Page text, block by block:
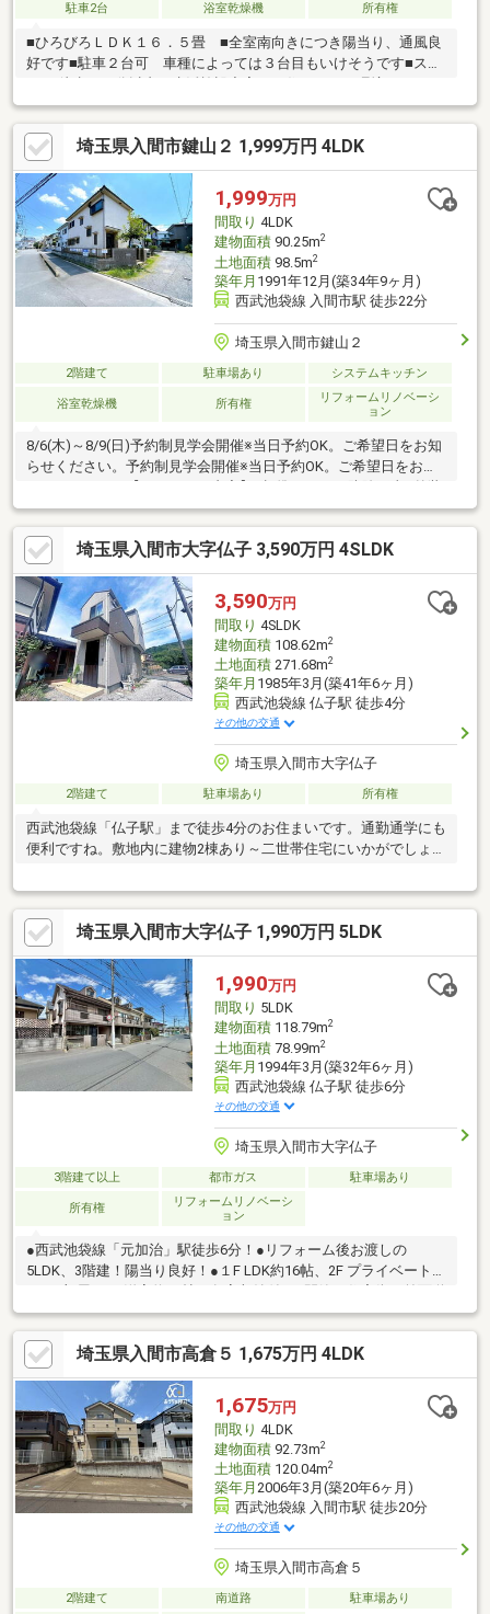
駐車2台
浴室乾燥機 所有権
■ひろびろＬＤＫ１６．５畳 ■全室南向きにつき陽当り、通風良
好です■駐車２台可 車種によっては３台目もいけそうです■スー
埼玉県入間市鍵山２ 1,999万円 4LDK
1,999万円
間取り 4LDK
建物面積90.25m2
土地面積98.5m2
築年月 1991年12月(築34年9ヶ月)
西武池袋線 入間市駅 徒歩22分
埼玉県入間市鍵山２
2階建て 駐車場あり システムキッチン
浴室乾燥機 所有権
リフォームリノベーシ
ョン
8/6(木)～8/9(日)予約制見学会開催※当日予約OK。ご希望日をお知
らせください。予約制見学会開催※当日予約OK。ご希望日をお知
外壁屋根塗装●内装間取り変更（リビング移設、浴室拡張、2階ト
イレ新設）水回り設備全交換（キッチン、ユニットバス、洗面
台、トイレ、給湯器）、クロス張替、スイッチコンセント交換
【おすすめポイント】・本物件は条件により住宅ローン減税が適
用されます。・シロアリ防除工事施工後5年間保証。・お客様に合
わせたローンの組み方や金融機関をご提案。住宅ローンが初
埼玉県入間市大字仏子 3,590万円 4SLDK
3,590万円
間取り 4SLDK
建物面積108.62m2
土地面積271.68m2
築年月 1985年3月(築41年6ヶ月)
西武池袋線 仏子駅 徒歩4分
その他の交通
埼玉県入間市大字仏子
2階建て 駐車場あり 所有権
西武池袋線「仏子駅」まで徒歩4分のお住まいです。通勤通学にも
便利ですね。敷地内に建物2棟あり～二世帯住宅にいかがでしょう
埼玉県入間市大字仏子 1,990万円 5LDK
1,990万円
間取り 5LDK
建物面積118.79m2
土地面積78.99m2
築年月 1994年3月(築32年6ヶ月)
西武池袋線 仏子駅 徒歩6分
その他の交通
埼玉県入間市大字仏子
3階建て以上 都市ガス 駐車場あり
所有権
リフォームリノベーシ
ョン
●西武池袋線「元加治」駅徒歩6分！●リフォーム後お渡しの
5LDK、3階建！陽当り良好！●１F LDK約16帖、2F プライベートル
路6ｍ以上で開放感があります。●小・中学校、商業施設等まで徒
歩10分圏内！住環境良好です本日～5日以内でご見学をご希望の
方は、希望日時をご連絡ください。営業時間9:00～19:00はお電話
でのお問い合わせがスムーズです。尚、インターネットでも見学
の予約が可能です。
埼玉県入間市高倉５ 1,675万円 4LDK
1,675万円
間取り 4LDK
建物面積92.73m2
土地面積120.04m2
築年月 2006年3月(築20年6ヶ月)
西武池袋線 入間市駅 徒歩20分
その他の交通
埼玉県入間市高倉５
2階建て 南道路
駐車場あり